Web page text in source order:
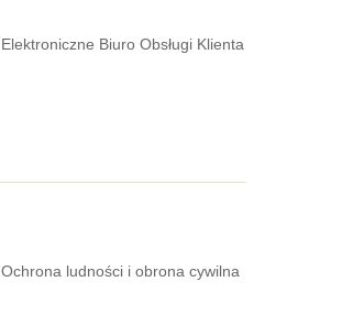
Elektroniczne Biuro Obsługi Klienta
Ochrona ludności i obrona cywilna